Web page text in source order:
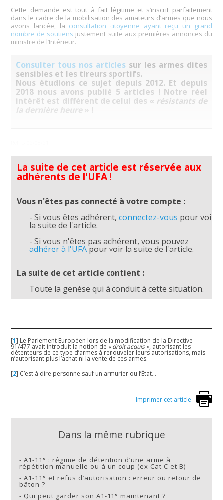
Cette demande est tout à fait légitime et s’inscrit parfaitement
dans le cadre de la mobilisation des amateurs d’armes que nous
avons lancée, la consultation citoyenne ayant reçu un grand
nombre de soutiens justement suite aux premières annonces du
ministre de l’Intérieur.
Consulter tous nos articlessur les armes dites
sensibles et les tireurs sportifs.
Nous étudions ce sujet depuis 2012. Et depuis
2018 nous avons publié 5 articles ! Notre réel
intérêt est différent de celui des « résistants de
la dernière heure » !
La suite de cet article est réservée aux
adhérents de l'UFA !
Vous n'êtes pas connecté à votre compte :
- Si vous êtes adhérent,connectez-vous pour voir
la suite de l'article.
- Si vous n'êtes pas adhérent, vous pouvez
adhérer à l'UFApour voir la suite de l'article.
La suite de cet article contient :
Toute la genèse qui à conduit à cette situation.
[1] Le Parlement Européen lors de la modification de la Directive
91/477 avait introduit la notion de « droit acquis », autorisant les
détenteurs de ce type d’armes à renouveler leurs autorisations, mais
n’autorisant plus l’achat ni la vente de ces armes.
[2] C’est à dire personne sauf un armurier ou l’État…
Imprimer cet article
Dans la même rubrique
-A1-11° : régime de détention d’une arme à
répétition manuelle ou à un coup (ex Cat C et B)
-A1-11° et refus d’autorisation : erreur ou retour de
bâton ?
- Qui peut garder son A1-11° maintenant ?